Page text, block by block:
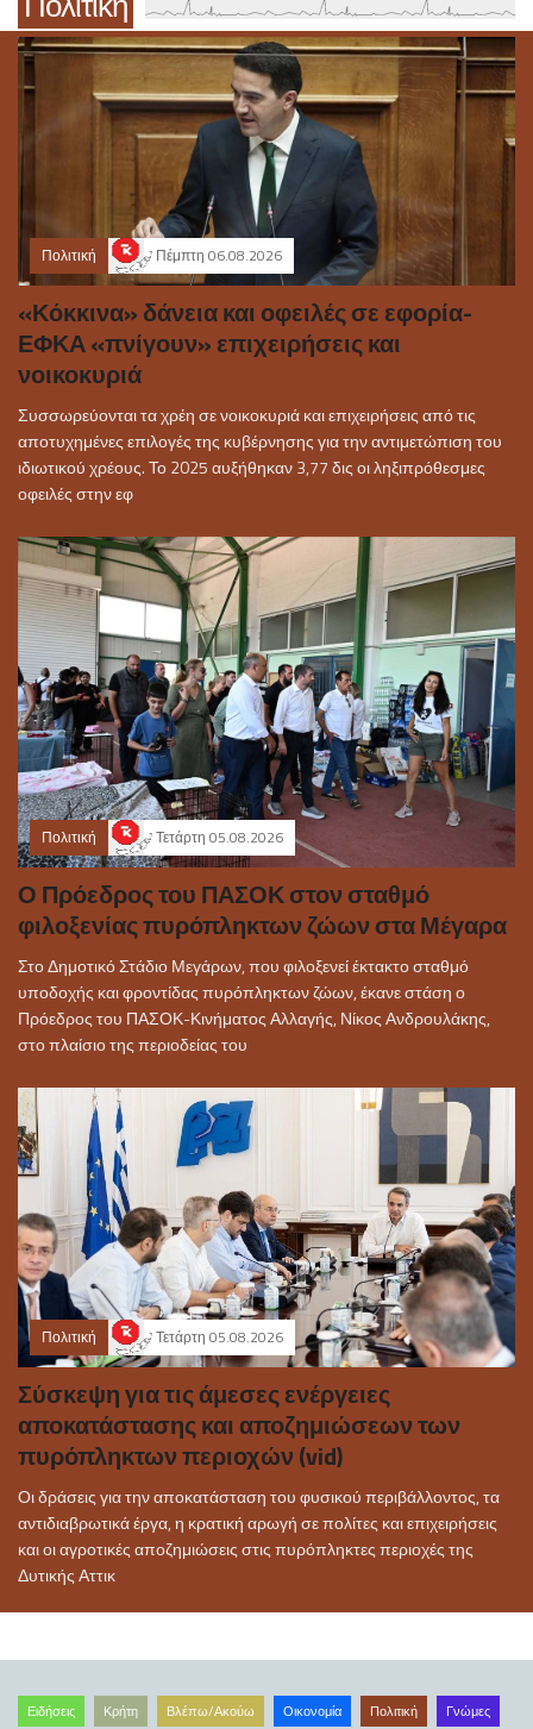
Πολιτική Πέμπτη 06.08.2026
«Κόκκινα» δάνεια και οφειλές σε εφορία-
ΕΦΚΑ «πνίγουν» επιχειρήσεις και
νοικοκυριά
Συσσωρεύονται τα χρέη σε νοικοκυριά και επιχειρήσεις από τις
αποτυχημένες επιλογές της κυβέρνησης για την αντιμετώπιση του
ιδιωτικού χρέους. Το 2025 αυξήθηκαν 3,77 δις οι ληξιπρόθεσμες
οφειλές στην εφ
Πολιτική Τετάρτη 05.08.2026
Ο Πρόεδρος του ΠΑΣΟΚ στον σταθμό
φιλοξενίας πυρόπληκτων ζώων στα Μέγαρα
Στο Δημοτικό Στάδιο Μεγάρων, που φιλοξενεί έκτακτο σταθμό
υποδοχής και φροντίδας πυρόπληκτων ζώων, έκανε στάση ο
Πρόεδρος του ΠΑΣΟΚ-Κινήματος Αλλαγής, Νίκος Ανδρουλάκης,
στο πλαίσιο της περιοδείας του
Πολιτική Τετάρτη 05.08.2026
Σύσκεψη για τις άμεσες ενέργειες
αποκατάστασης και αποζημιώσεων των
πυρόπληκτων περιοχών (vid)
Οι δράσεις για την αποκατάσταση του φυσικού περιβάλλοντος, τα
αντιδιαβρωτικά έργα, η κρατική αρωγή σε πολίτες και επιχειρήσεις
και οι αγροτικές αποζημιώσεις στις πυρόπληκτες περιοχές της
Δυτικής Αττικ
Ειδήσεις Κρήτη Βλέπω/Ακούω Οικονομία Πολιτική Γνώμες